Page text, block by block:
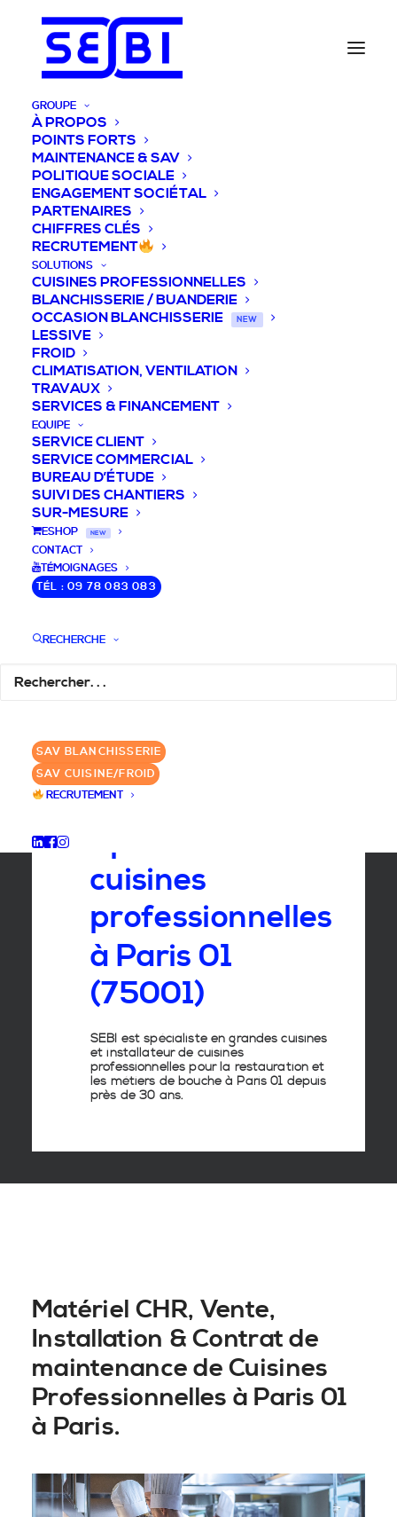
GROUPE
À PROPOS
POINTS FORTS
MAINTENANCE & SAV
POLITIQUE SOCIALE
ENGAGEMENT SOCIÉTAL
PARTENAIRES
CHIFFRES CLÉS
RECRUTEMENT
SOLUTIONS
CUISINES PROFESSIONNELLES
BLANCHISSERIE / BUANDERIE
OCCASION BLANCHISSERIE
NEW
LESSIVE
FROID
CLIMATISATION, VENTILATION
TRAVAUX
SERVICES & FINANCEMENT
EQUIPE
SERVICE CLIENT
SERVICE COMMERCIAL
BUREAU D’ÉTUDE
SUIVI DES CHANTIERS
SUR-MESURE
ESHOP NEW
CONTACT
TÉMOIGNAGES
TÉL : 09 78 083 083
RECHERCHE
SAV BLANCHISSERIE
SAV CUISINE/FROID
RECRUTEMENT
DEVIS / CONSEILS /
QUESTIONS
✆ 09 78 083 083
GROUPE SEBI
Spécialiste
cuisines
professionnelles
à Paris 01
(75001)
SEBI est spécialiste en grandes cuisines
et installateur de cuisines
professionnelles pour la restauration et
les métiers de bouche à Paris 01 depuis
près de 30 ans.
Matériel CHR, Vente,
Installation & Contrat de
maintenance de Cuisines
Professionnelles à Paris 01
à Paris.